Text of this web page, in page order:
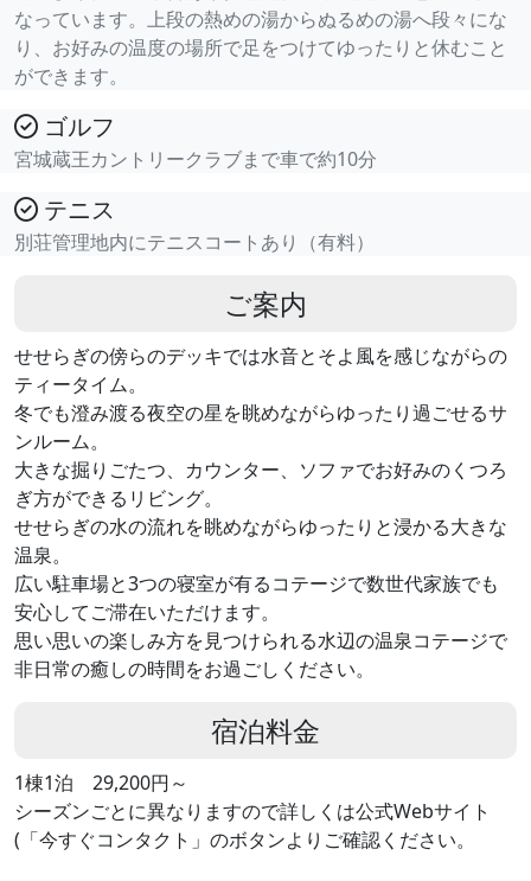
なっています。上段の熱めの湯からぬるめの湯へ段々にな
り、お好みの温度の場所で足をつけてゆったりと休むこと
ができます。
ゴルフ
宮城蔵王カントリークラブまで車で約10分
テニス
別荘管理地内にテニスコートあり（有料）
ご案内
せせらぎの傍らのデッキでは水音とそよ風を感じながらの
ティータイム。
冬でも澄み渡る夜空の星を眺めながらゆったり過ごせるサ
ンルーム。
大きな掘りごたつ、カウンター、ソファでお好みのくつろ
ぎ方ができるリビング。
せせらぎの水の流れを眺めながらゆったりと浸かる大きな
温泉。
広い駐車場と3つの寝室が有るコテージで数世代家族でも
安心してご滞在いただけます。
思い思いの楽しみ方を見つけられる水辺の温泉コテージで
非日常の癒しの時間をお過ごしください。
宿泊料金
1棟1泊 29,200円～
シーズンごとに異なりますので詳しくは公式Webサイト
(「今すぐコンタクト」のボタンよりご確認ください。